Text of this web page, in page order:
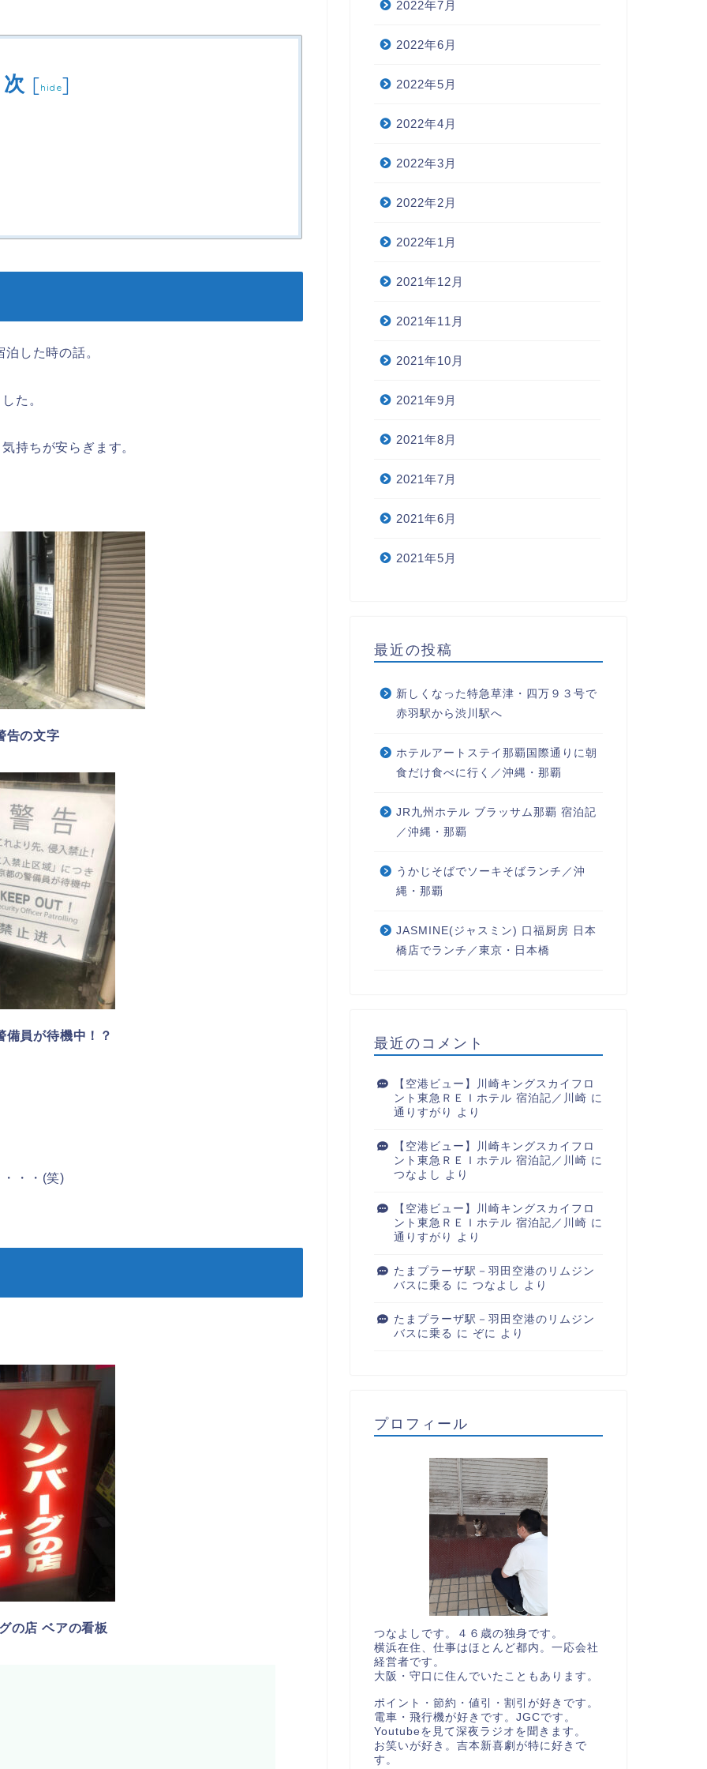
[hide]
した時の話。
た。
持ちが安らぎます。
告の文字
備員が待機中！？
・・(笑)
の店 ベアの看板
2022年7月
2022年6月
2022年5月
2022年4月
2022年3月
2022年2月
2022年1月
2021年12月
2021年11月
2021年10月
2021年9月
2021年8月
2021年7月
2021年6月
2021年5月
最近の投稿
新しくなった特急草津・四万９３号で
赤羽駅から渋川駅へ
ホテルアートステイ那覇国際通りに朝
食だけ食べに行く／沖縄・那覇
JR九州ホテル ブラッサム那覇 宿泊記
／沖縄・那覇
うかじそばでソーキそばランチ／沖
縄・那覇
JASMINE(ジャスミン) 口福厨房 日本
橋店でランチ／東京・日本橋
最近のコメント
【空港ビュー】川崎キングスカイフロ
ント東急ＲＥＩホテル 宿泊記／川崎 に
通りすがり
より
【空港ビュー】川崎キングスカイフロ
ント東急ＲＥＩホテル 宿泊記／川崎 に
つなよし
より
【空港ビュー】川崎キングスカイフロ
ント東急ＲＥＩホテル 宿泊記／川崎 に
通りすがり
より
たまプラーザ駅－羽田空港のリムジン
バスに乗る に つなよし より
たまプラーザ駅－羽田空港のリムジン
バスに乗る に ぞに より
プロフィール
つなよしです。４６歳の独身です。
横浜在住、仕事はほとんど都内。一応会社
経営者です。
大阪・守口に住んでいたこともあります。
ポイント・節約・値引・割引が好きです。
電車・飛行機が好きです。JGCです。
Youtubeを見て深夜ラジオを聞きます。
お笑いが好き。吉本新喜劇が特に好きで
す。